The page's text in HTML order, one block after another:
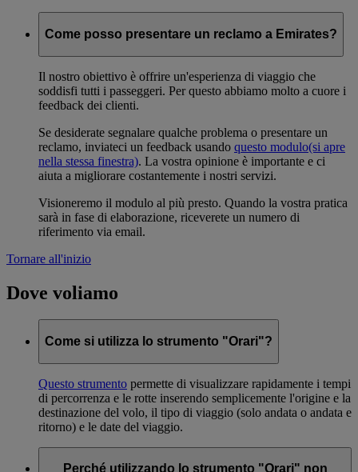
Come posso presentare un reclamo a Emirates?
Il nostro obiettivo è offrire un'esperienza di viaggio che
soddisfi tutti i passeggeri. Per questo abbiamo molto a cuore i
feedback dei clienti.
Se desiderate segnalare qualche problema o presentare un
reclamo, inviateci un feedback usando questo modulo(si apre
nella stessa finestra). La vostra opinione è importante e ci
aiuta a migliorare costantemente i nostri servizi.
Visioneremo il modulo al più presto. Quando la vostra pratica
sarà in fase di elaborazione, riceverete un numero di
riferimento via email.
Tornare all'inizio
Dove voliamo
Come si utilizza lo strumento "Orari"?
Questo strumento permette di visualizzare rapidamente i tempi
di percorrenza e le rotte inserendo semplicemente l'origine e la
destinazione del volo, il tipo di viaggio (solo andata o andata e
ritorno) e le date del viaggio.
Perché utilizzando lo strumento "Orari" non